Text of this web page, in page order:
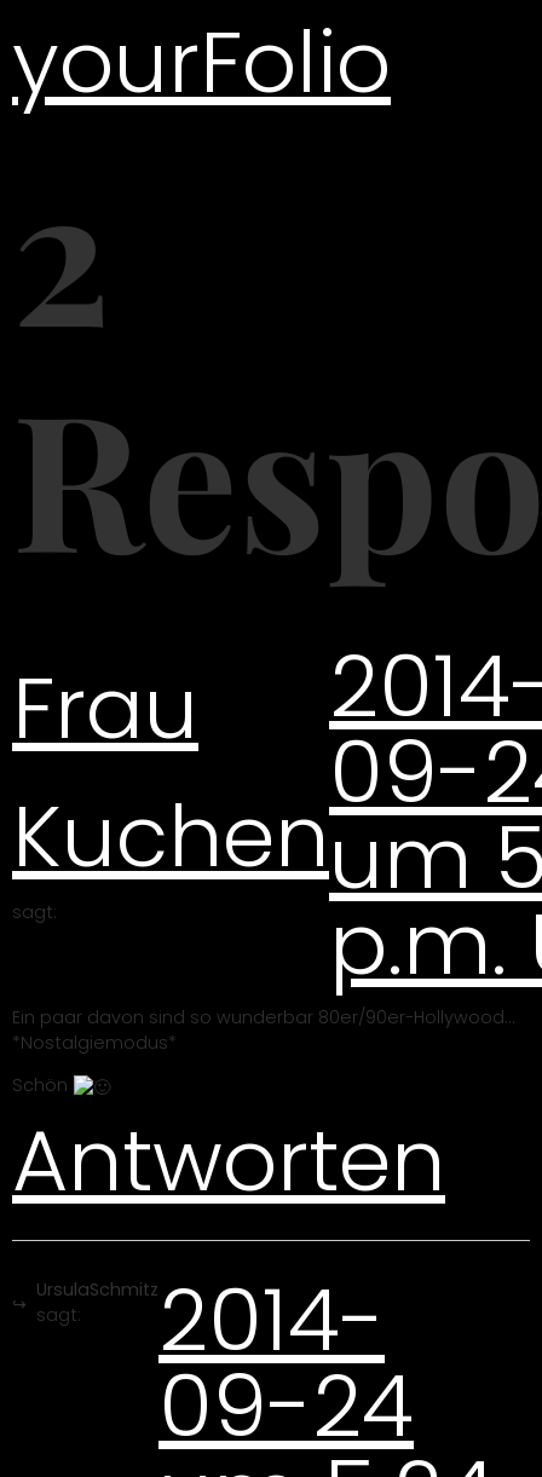
yourFolio
2
Frau
Kuchen
sagt:
09-
um
p.m.
Ein paar davon sind so wunderbar 80er/90er-Hollywood…
*Nostalgiemodus*
Schön
Antworten
UrsulaSchmitz
sagt:
2014-
09-24